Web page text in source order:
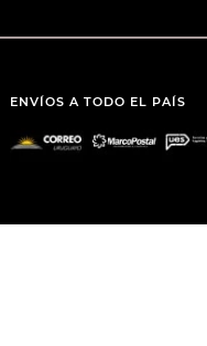
ENVÍOS A TODO EL PAÍS